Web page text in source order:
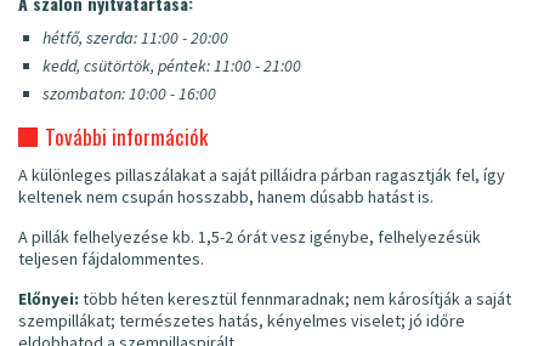
hétfő, szerda: 11:00 - 20:00
kedd, csütörtök, péntek: 11:00 - 21:00
szombaton: 10:00 - 16:00
További információk
A különleges pillaszálakat a saját pilláidra párban ragasztják fel, így
keltenek nem csupán hosszabb, hanem dúsabb hatást is.
A pillák felhelyezése kb. 1,5-2 órát vesz igénybe, felhelyezésük
teljesen fájdalommentes.
Előnyei: több héten keresztül fennmaradnak; nem károsítják a saját
szempillákat; természetes hatás, kényelmes viselet; jó időre